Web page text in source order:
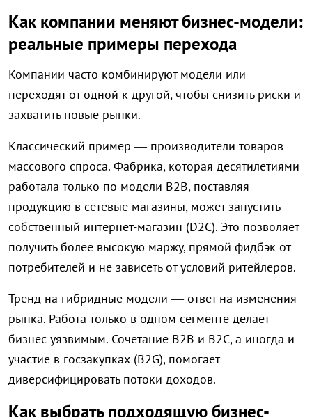
Как компании меняют бизнес-модели:
реальные примеры перехода
Компании часто комбинируют модели или
переходят от одной к другой, чтобы снизить риски и
захватить новые рынки.
Классический пример — производители товаров
массового спроса. Фабрика, которая десятилетиями
работала только по модели B2B, поставляя
продукцию в сетевые магазины, может запустить
собственный интернет-магазин (D2C). Это позволяет
получить более высокую маржу, прямой фидбэк от
потребителей и не зависеть от условий ритейлеров.
Тренд на гибридные модели — ответ на изменения
рынка. Работа только в одном сегменте делает
бизнес уязвимым. Сочетание B2B и B2C, а иногда и
участие в госзакупках (B2G), помогает
диверсифицировать потоки доходов.
Как выбрать подходящую бизнес-